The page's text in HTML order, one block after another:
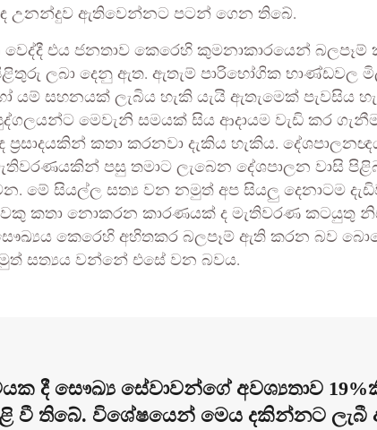
උනන්දුව ඇතිවෙන්නට පටන් ගෙන තිබේ.
එය ජනතාව කෙරෙහි කුමනාකාරයෙන් බලපෑම්
ලබා දෙනු ඇත. ඇතැම් පාරිභෝගික භාණ්ඩවල
සහනයක් ලැබිය හැකි යැයි ඇතැමෙක් පැවසිය
මෙවැනි සමයක් සිය ආදායම වැඩි කර
ප්‍රසාදයකින් කතා කරනවා දැකිය හැකිය.
පසු තමාට ලැබෙන දේශපාලන වාසි
මේ සියල්ල සත්‍ය වන නමුත් අප සියලු දෙනාටම
කතා නොකරන කාරණයක් ද මැතිවරණ කටයුතු
කෙරෙහි අහිතකර බලපෑම් ඇති කරන බව
සත්‍යය වන්නේ එසේ වන බවය.
දී සෞඛ්‍ය සේවාවන්ගේ අවශ්‍යතාව
වී තිබේ. විශේෂයෙන් මෙය දකින්නට ලැබී